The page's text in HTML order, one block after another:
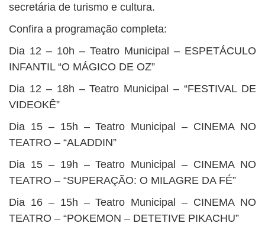
secretária de turismo e cultura.
Confira a programação completa:
Dia 12 – 10h – Teatro Municipal – ESPETÁCULO
INFANTIL “O MÁGICO DE OZ”
Dia 12 – 18h – Teatro Municipal – “FESTIVAL DE
VIDEOKÊ”
Dia 15 – 15h – Teatro Municipal – CINEMA NO
TEATRO – “ALADDIN”
Dia 15 – 19h – Teatro Municipal – CINEMA NO
TEATRO – “SUPERAÇÃO: O MILAGRE DA FÉ”
Dia 16 – 15h – Teatro Municipal – CINEMA NO
TEATRO – “POKEMON – DETETIVE PIKACHU”